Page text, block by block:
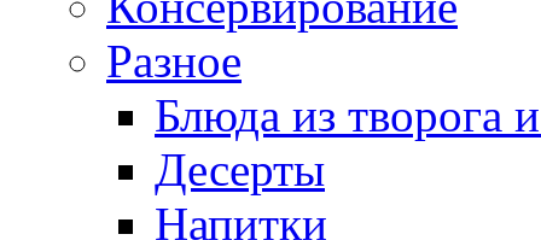
Разное
Блюда из творога
Десерты
Напитки